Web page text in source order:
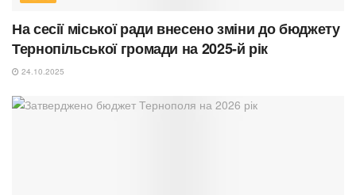
На сесії міської ради внесено зміни до бюджету
Тернопільської громади на 2025-й рік
24.10.2025